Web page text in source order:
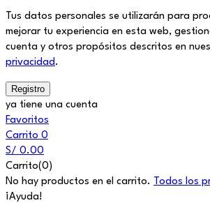
Tus datos personales se utilizarán para
mejorar tu experiencia en esta web,
cuenta y otros propósitos descritos en
privacidad .
ya tiene una cuenta
Favoritos
Carrito 0
S/ 0.00
Carrito(0)
No hay productos en el carrito. Todos los
¡Ayuda!